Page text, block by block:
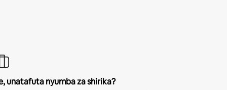
unatafuta nyumba za shirika?